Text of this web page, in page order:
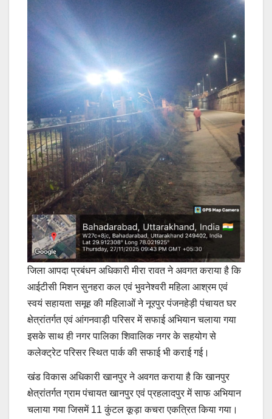
जिला आपदा प्रबंधन अधिकारी मीरा रावत ने अवगत कराया है कि
आईटीसी मिशन सुनहरा कल एवं भुवनेश्वरी महिला आश्रम एवं
स्वयं सहायता समूह की महिलाओं ने नूरपुर पंजनहेड़ी पंचायत घर
क्षेत्रांतर्गत एवं आंगनवाड़ी परिसर में सफाई अभियान चलाया गया
इसके साथ ही नगर पालिका शिवालिक नगर के सहयोग से
कलेक्ट्रेट परिसर स्थित पार्क की सफाई भी कराई गई।
खंड विकास अधिकारी खानपुर ने अवगत कराया है कि खानपुर
क्षेत्रांतर्गत ग्राम पंचायत खानपुर एवं प्रहलादपुर में साफ अभियान
चलाया गया जिसमें 11 कुंटल कूड़ा कचरा एकत्रित किया गया।